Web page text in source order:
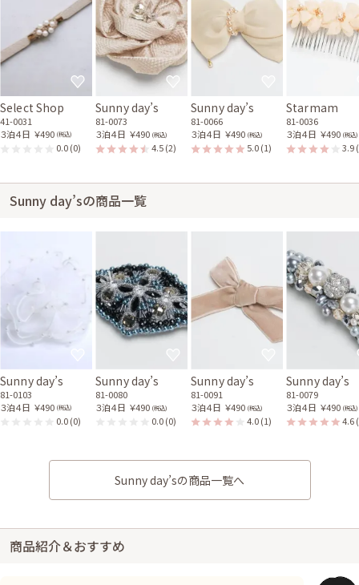
Select Shop
41-0031
３泊４日 ￥490 (税込)
0.0(0)
Sunny day’s
81-0073
３泊４日 ￥490 (税込)
4.5(2)
Sunny day’s
81-0066
３泊４日 ￥490 (税込)
5.0(1)
Starmam
81-0036
３泊４日 ￥490 (税込)
3.9
Sunny day’sの商品一覧
Sunny day’s
81-0103
３泊４日 ￥490 (税込)
0.0(0)
Sunny day’s
81-0080
３泊４日 ￥490 (税込)
0.0(0)
Sunny day’s
81-0091
３泊４日 ￥490 (税込)
4.0(1)
Sunny day’s
81-0079
３泊４日 ￥490 (税込)
4.6
Sunny day’sの商品一覧へ
商品紹介＆おすすめ